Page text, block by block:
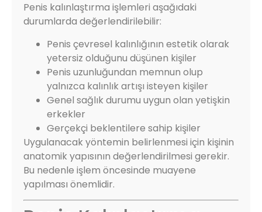
Penis kalınlaştırma işlemleri aşağıdaki
durumlarda değerlendirilebilir:
Penis çevresel kalınlığının estetik olarak
yetersiz olduğunu düşünen kişiler
Penis uzunluğundan memnun olup
yalnızca kalınlık artışı isteyen kişiler
Genel sağlık durumu uygun olan yetişkin
erkekler
Gerçekçi beklentilere sahip kişiler
Uygulanacak yöntemin belirlenmesi için kişinin
anatomik yapısının değerlendirilmesi gerekir.
Bu nedenle işlem öncesinde muayene
yapılması önemlidir.